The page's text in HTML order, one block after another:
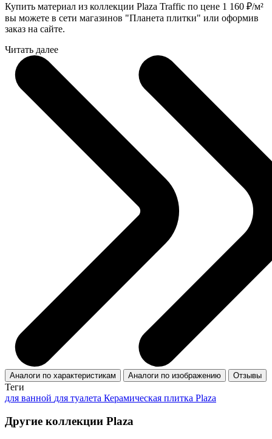
Купить материал из коллекции Plaza Traffic по цене 1 160 ₽/м²
вы можете в сети магазинов "Планета плитки" или оформив
заказ на сайте.
Читать далее
Аналоги по характеристикам Аналоги по изображению Отзывы
Теги
для ванной для туалета Керамическая плитка Plaza
Другие коллекции Plaza